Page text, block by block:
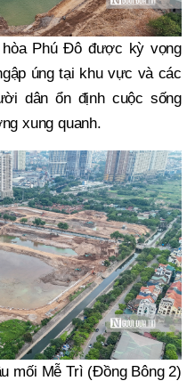
hòa Phú Đô được kỳ vọng
úng tại khu vực và các
dân ổn định cuộc sống
xung quanh.
mối Mễ Trì (Đồng Bông 2)